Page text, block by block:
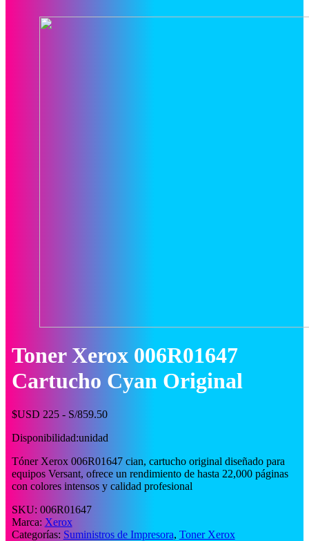
Toner Xerox 006R01647
Cartucho Cyan Original
$USD 225 - S/859.50
Disponibilidad:unidad
Tóner Xerox 006R01647 cian, cartucho original diseñado para
equipos Versant, ofrece un rendimiento de hasta 22,000 páginas
con colores intensos y calidad profesional
SKU: 006R01647
Marca: Xerox
Categorías: Suministros de Impresora, Toner Xerox